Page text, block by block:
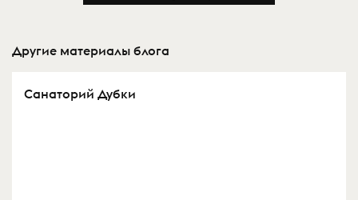
Другие материалы блога
Санаторий Дубки